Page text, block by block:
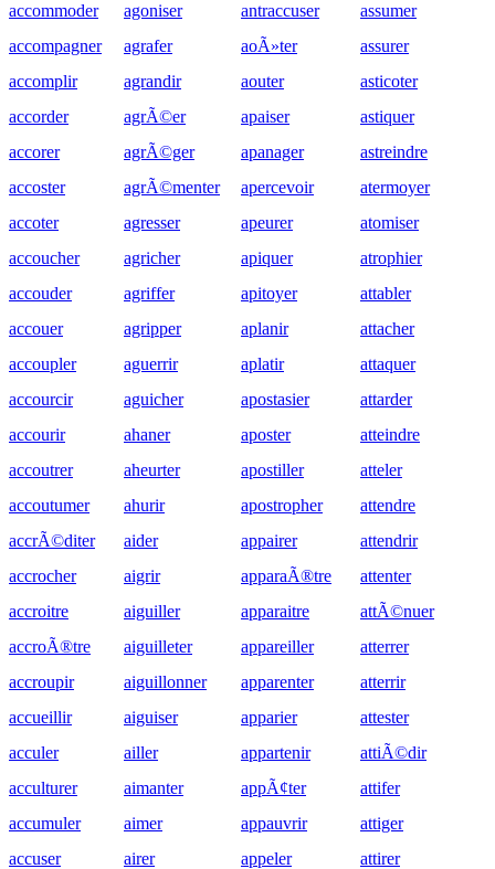
accommoder
accompagner
accomplir
accorder
accorer
accoster
accoter
accoucher
accouder
accouer
accoupler
accourcir
accourir
accoutrer
accoutumer
accrÃ©diter
accrocher
accroitre
accroÃ®tre
accroupir
accueillir
acculer
acculturer
accumuler
accuser
agoniser
agrafer
agrandir
agrÃ©er
agrÃ©ger
agrÃ©menter
agresser
agricher
agriffer
agripper
aguerrir
aguicher
ahaner
aheurter
ahurir
aider
aigrir
aiguiller
aiguilleter
aiguillonner
aiguiser
ailler
aimanter
aimer
airer
antraccuser
aoÃ»ter
aouter
apaiser
apanager
apercevoir
apeurer
apiquer
apitoyer
aplanir
aplatir
apostasier
aposter
apostiller
apostropher
appairer
apparaÃ®tre
apparaitre
appareiller
apparenter
apparier
appartenir
appÃ¢ter
appauvrir
appeler
assumer
assurer
asticoter
astiquer
astreindre
atermoyer
atomiser
atrophier
attabler
attacher
attaquer
attarder
atteindre
atteler
attendre
attendrir
attenter
attÃ©nuer
atterrer
atterrir
attester
attiÃ©dir
attifer
attiger
attirer